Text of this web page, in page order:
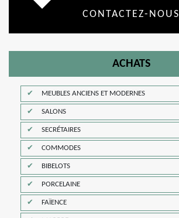
CONTACTEZ-NOUS
ACHATS
MEUBLES ANCIENS ET MODERNES
SALONS
SECRÉTAIRES
COMMODES
BIBELOTS
PORCELAINE
FAÏENCE